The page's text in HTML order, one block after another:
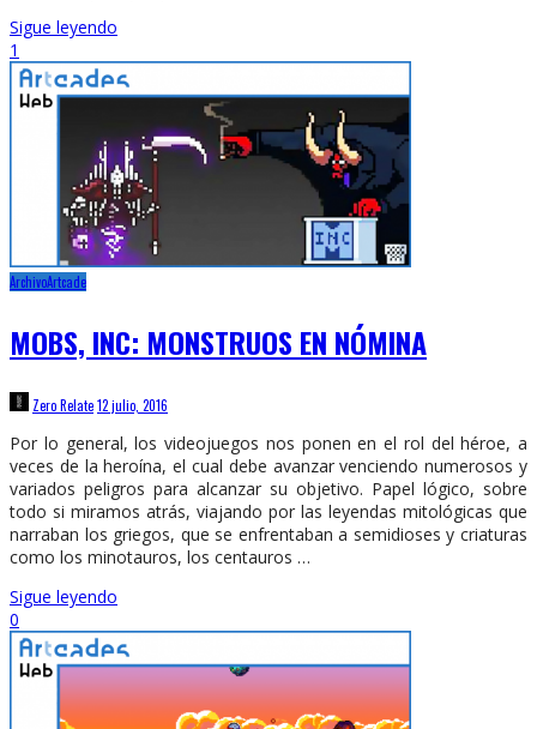
Sigue leyendo
1
ArchivoArtcade
MOBS, INC: MONSTRUOS EN NÓMINA
Zero Relate12 julio, 2016
Por lo general, los videojuegos nos ponen en el rol del héroe, a
veces de la heroína, el cual debe avanzar venciendo numerosos y
variados peligros para alcanzar su objetivo. Papel lógico, sobre
todo si miramos atrás, viajando por las leyendas mitológicas que
narraban los griegos, que se enfrentaban a semidioses y criaturas
como los minotauros, los centauros …
Sigue leyendo
0